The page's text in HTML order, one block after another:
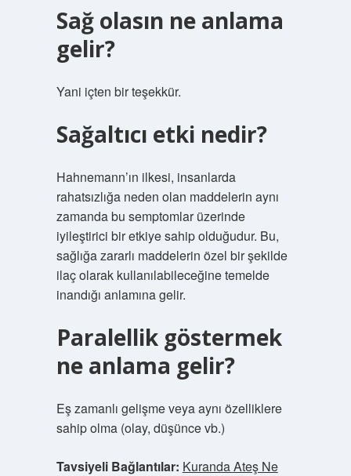
Sağ olasın ne anlama
gelir?
Yani içten bir teşekkür.
Sağaltıcı etki nedir?
Hahnemann’ın ilkesi, insanlarda
rahatsızlığa neden olan maddelerin aynı
zamanda bu semptomlar üzerinde
iyileştirici bir etkiye sahip olduğudur. Bu,
sağlığa zararlı maddelerin özel bir şekilde
ilaç olarak kullanılabileceğine temelde
inandığı anlamına gelir.
Paralellik göstermek
ne anlama gelir?
Eş zamanlı gelişme veya aynı özelliklere
sahip olma (olay, düşünce vb.)
Tavsiyeli Bağlantılar: Kuranda Ateş Ne